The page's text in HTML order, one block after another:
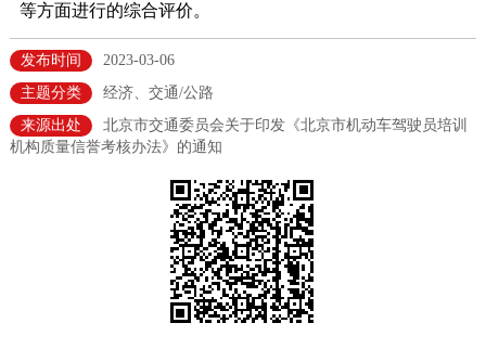
市领导
政策兑现
决策公开 专题公开
法人服务
利企服务
等方面进行的综合评价。
发布时间
2023-03-06
主题分类
经济、交通/公路
来源出处
北京市交通委员会关于印发《北京市机动车驾驶员培训
机构质量信誉考核办法》的通知